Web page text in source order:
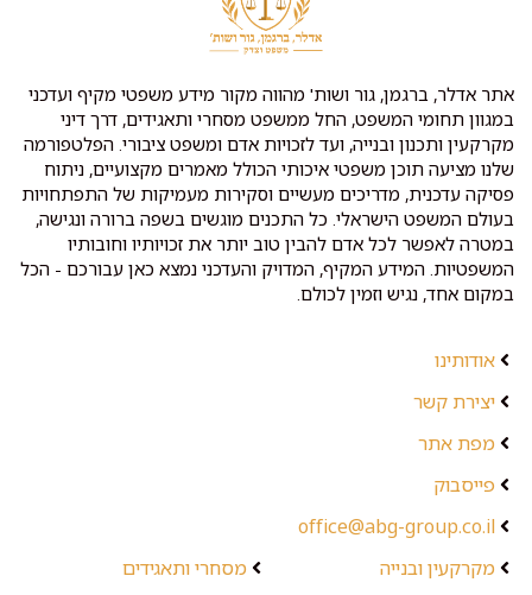
אתר אדלר, ברגמן, גור ושות' מהווה מקור מידע משפטי מקיף ועדכני
במגוון תחומי המשפט, החל ממשפט מסחרי ותאגידים, דרך דיני
מקרקעין ותכנון ובנייה, ועד לזכויות אדם ומשפט ציבורי. הפלטפורמה
שלנו מציעה תוכן משפטי איכותי הכולל מאמרים מקצועיים, ניתוח
פסיקה עדכנית, מדריכים מעשיים וסקירות מעמיקות של התפתחויות
בעולם המשפט הישראלי. כל התכנים מוגשים בשפה ברורה ונגישה,
במטרה לאפשר לכל אדם להבין טוב יותר את זכויותיו וחובותיו
המשפטיות. המידע המקיף, המדויק והעדכני נמצא כאן עבורכם - הכל
במקום אחד, נגיש וזמין לכולם.
אודותינו
יצירת קשר
מפת אתר
פייסבוק
office@abg-group.co.il
מקרקעין ובנייה
מסחרי ותאגידים